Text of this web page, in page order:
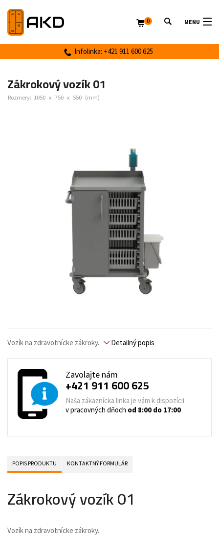
MENU
Infolinka: +421 911 600 625
0
Zákrokový vozík 01
Rozmery: 1050 x 750 x 550 (mm)
Vozík na zdravotnícke zákroky. Detailný popis
Zavolajte nám
+421 911 600 625
Naša zákaznícka linka je vám k dispozícii
v pracovných dňoch od 8:00 do 17:00
POPIS PRODUKTU KONTAKTNÝ FORMULÁR
Zákrokový vozík 01
Vozík na zdravotnícke zákroky.